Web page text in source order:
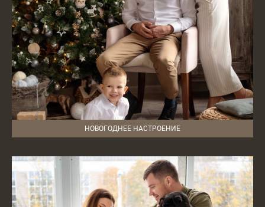
НОВОГОДНЕЕ НАСТРОЕНИЕ